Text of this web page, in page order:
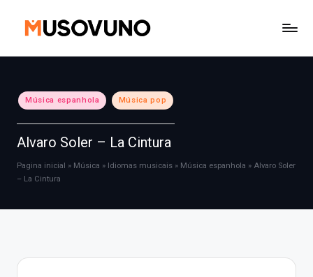
Posted
in
Música espanhola Música pop
Alvaro Soler – La Cintura
Pagina inicial » Música » Idiomas musicais » Música espanhola » Alvaro Soler
– La Cintura